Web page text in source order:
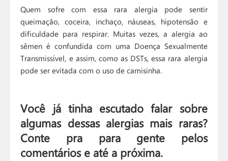
Quem sofre com essa rara alergia pode sentir
queimação, coceira, inchaço, náuseas, hipotensão e
dificuldade para respirar. Muitas vezes, a alergia ao
sêmen é confundida com uma Doença Sexualmente
Transmissível, e assim, como as DSTs, essa rara alergia
pode ser evitada com o uso de camisinha.
Você já tinha escutado falar sobre
algumas dessas alergias mais raras?
Conte pra para gente pelos
comentários e até a próxima.